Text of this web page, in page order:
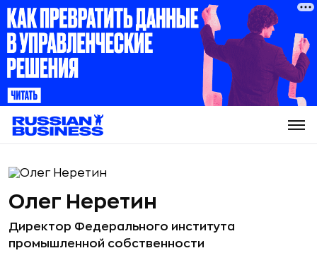
Олег Неретин
Директор Федерального института
промышленной собственности